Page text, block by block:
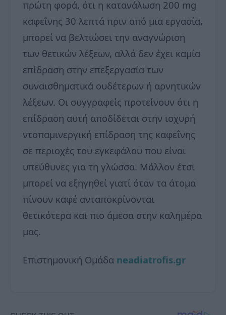
πρώτη φορά, ότι η κατανάλωση 200 mg
καφεΐνης 30 λεπτά πριν από μια εργασία,
μπορεί να βελτιώσει την αναγνώριση
των θετικών λέξεων, αλλά δεν έχει καμία
επίδραση στην επεξεργασία των
συναισθηματικά ουδέτερων ή αρνητικών
λέξεων. Οι συγγραφείς προτείνουν ότι η
επίδραση αυτή αποδίδεται στην ισχυρή
ντοπαμινεργική επίδραση της καφεΐνης
σε περιοχές του εγκεφάλου που είναι
υπεύθυνες για τη γλώσσα. Μάλλον έτσι
μπορεί να εξηγηθεί γιατί όταν τα άτομα
πίνουν καφέ ανταποκρίνονται
θετικότερα και πιο άμεσα στην καλημέρα
μας.
Επιστημονική Ομάδα neadiatrofis.gr